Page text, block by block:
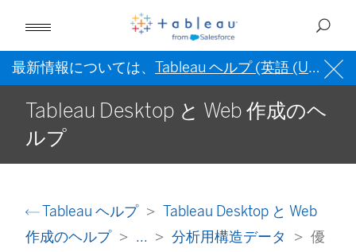
最新情報については、 Tableau ヘルプ (英語 (US)) を
Tableau Desktop と Web 作成のヘ
ルプ
Tableau ヘルプ
Tableau Desktop と Web
作成のヘルプ
... 分析用構造データ
優